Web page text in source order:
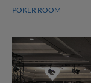
POKER ROOM